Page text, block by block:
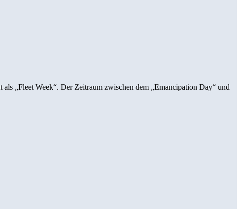
„Fleet Week“. Der Zeitraum zwischen dem „Emancipation Day“ und